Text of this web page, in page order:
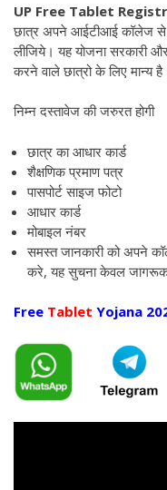
UP Free Tablet
छात्र अपने आईटीआई कॉलेज से
लीजिये। यह योजना सरकारी
करने वाले छात्रो के लिए मान्य
निम्न दस्तावेज की जरुरत होगी
छात्र का आधार कार्ड
शैक्षणिक प्रमाण पत्र
पासपोर्ट साइज फोटो
आधार कार्ड
मोबाइल नंबर
समस्त जानकारी को अपने
करे, यह सुचना केवल
Free Tablet Yojana